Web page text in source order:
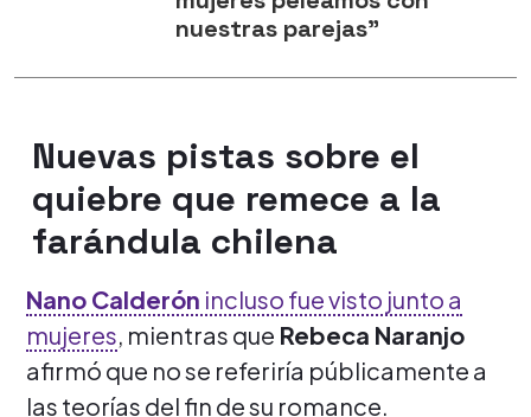
nuestras parejas"
Nuevas pistas sobre el
quiebre que remece a la
farándula chilena
Nano Calderón incluso fue visto junto a
mujeres, mientras que Rebeca Naranjo
afirmó que no se referiría públicamente a
las teorías del fin de su romance.